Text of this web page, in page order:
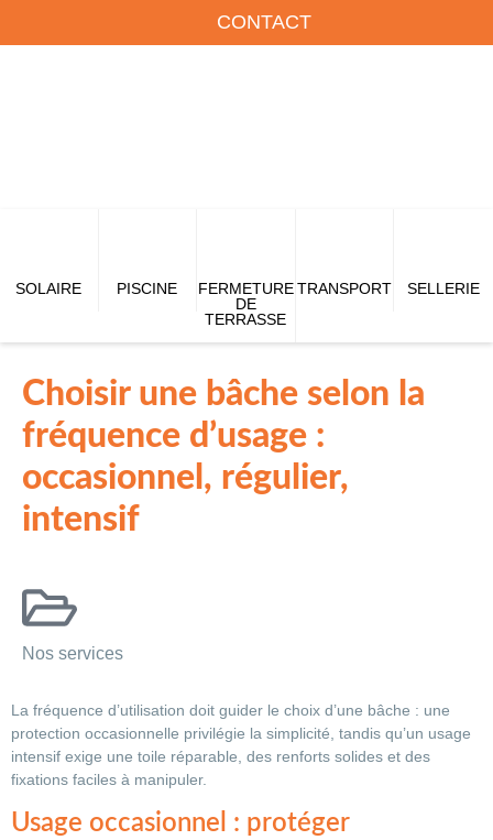
CONTACT
SOLAIRE PISCINE
FERMETURE
DE
TERRASSE
TRANSPORT SELLERIE
Choisir une bâche selon la
fréquence d’usage :
occasionnel, régulier,
intensif
Nos services
La fréquence d’utilisation doit guider le choix d’une bâche : une
protection occasionnelle privilégie la simplicité, tandis qu’un usage
intensif exige une toile réparable, des renforts solides et des
fixations faciles à manipuler.
Usage occasionnel : protéger